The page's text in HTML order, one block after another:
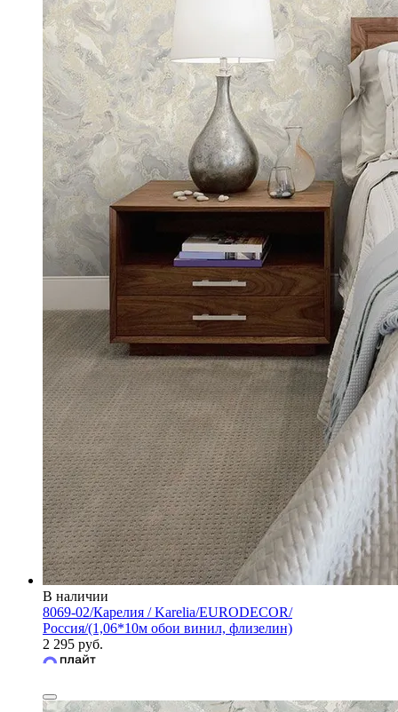
В наличии
8069-02/Карелия / Karelia/EURODECOR/
Россия/(1,06*10м обои винил, флизелин)
2 295 руб.